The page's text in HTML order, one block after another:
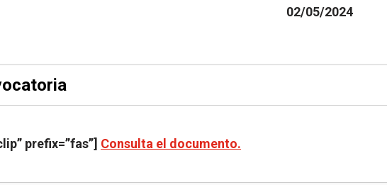
02/05/2024
prefix=”fas”] Consulta el documento.